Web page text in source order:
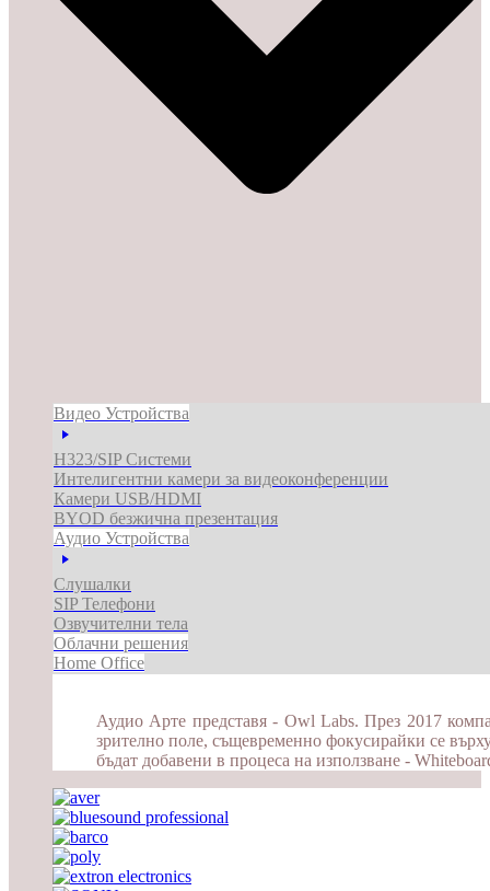
Видео Устройства
H323/SIP Системи
Интелигентни камери за видеоконференции
Камери USB/HDMI
BYOD безжична презентация
Аудио Устройства
Слушалки
SIP Телефони
Озвучителни тела
Облачни решения
Home Office
Аудио Арте представя - Owl Labs. През 2017
зрително поле, същевременно фокусирайки се
бъдат добавени в процеса на използване -